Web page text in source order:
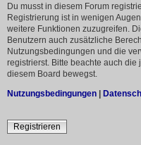
Du musst in diesem Forum
Registrierung ist in wenigen
weitere Funktionen zuzugreifen.
Benutzern auch zusätzliche
Nutzungsbedingungen und die
registrierst. Bitte beachte auch
diesem Board bewegst.
Nutzungsbedingungen |
Registrieren